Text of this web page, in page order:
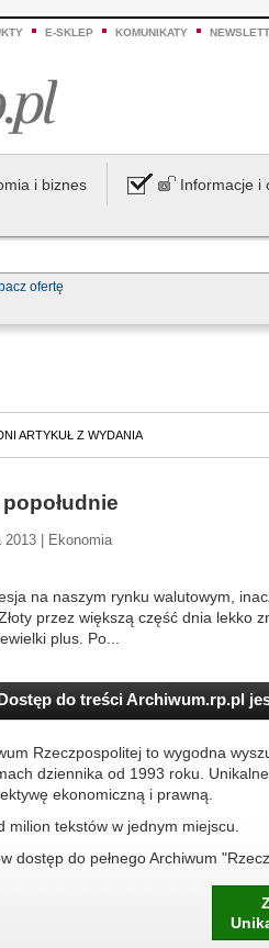
E-SKLEP KOMUNIKATY
i biznes Informacje i
ofertę
ARTYKUŁ Z WYDANIA
2013 | Ekonomia
na naszym rynku walutowym,
przez większą część dnia lekko
plus. Po...
do treści Archiwum.rp.pl
Rzeczpospolitej to wygodna
dziennika od 1993 roku.
ekonomiczną i prawną.
milion tekstów w jednym miejscu.
dostęp do pełnego Archiwum